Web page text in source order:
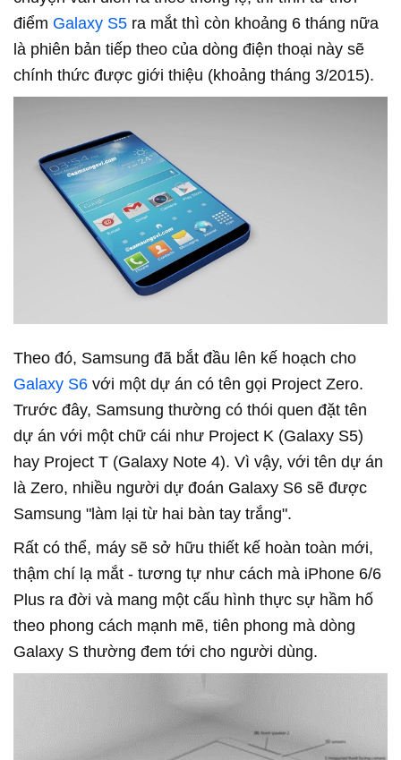
điểm Galaxy S5 ra mắt thì còn khoảng 6 tháng nữa
là phiên bản tiếp theo của dòng điện thoại này sẽ
chính thức được giới thiệu (khoảng tháng 3/2015).
Theo đó, Samsung đã bắt đầu lên kế hoạch cho
Galaxy S6 với một dự án có tên gọi Project Zero.
Trước đây, Samsung thường có thói quen đặt tên
dự án với một chữ cái như Project K (Galaxy S5)
hay Project T (Galaxy Note 4). Vì vậy, với tên dự án
là Zero, nhiều người dự đoán Galaxy S6 sẽ được
Samsung "làm lại từ hai bàn tay trắng".
Rất có thể, máy sẽ sở hữu thiết kế hoàn toàn mới,
thậm chí lạ mắt - tương tự như cách mà iPhone 6/6
Plus ra đời và mang một cấu hình thực sự hầm hố
theo phong cách mạnh mẽ, tiên phong mà dòng
Galaxy S thường đem tới cho người dùng.